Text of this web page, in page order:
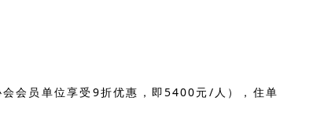
会员单位享受9折优惠，即5400元/人），住单